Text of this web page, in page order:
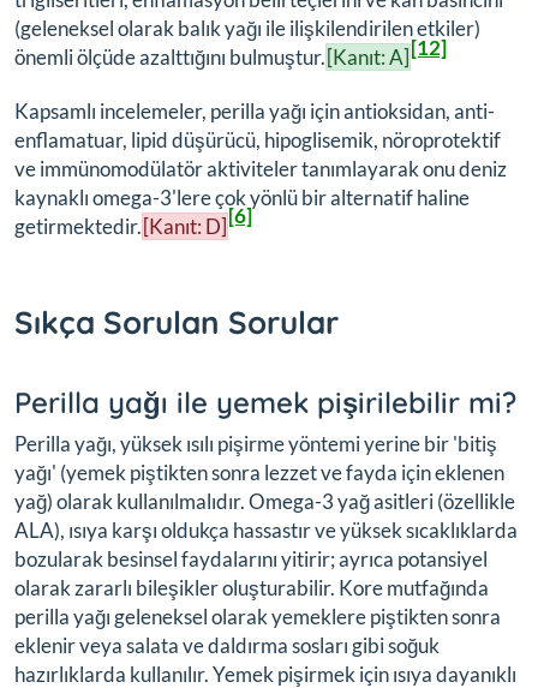
(geleneksel olarak balık yağı ile ilişkilendirilen etkiler)
önemli ölçüde azalttığını bulmuştur.[Kanıt: A][12]
Kapsamlı incelemeler, perilla yağı için antioksidan, anti-
enflamatuar, lipid düşürücü, hipoglisemik, nöroprotektif
ve immünomodülatör aktiviteler tanımlayarak onu deniz
kaynaklı omega-3'lere çok yönlü bir alternatif haline
getirmektedir.[Kanıt: D][6]
Sıkça Sorulan Sorular
Perilla yağı ile yemek pişirilebilir mi?
Perilla yağı, yüksek ısılı pişirme yöntemi yerine bir 'bitiş
yağı' (yemek piştikten sonra lezzet ve fayda için eklenen
yağ) olarak kullanılmalıdır. Omega-3 yağ asitleri (özellikle
ALA), ısıya karşı oldukça hassastır ve yüksek sıcaklıklarda
bozularak besinsel faydalarını yitirir; ayrıca potansiyel
olarak zararlı bileşikler oluşturabilir. Kore mutfağında
perilla yağı geleneksel olarak yemeklere piştikten sonra
eklenir veya salata ve daldırma sosları gibi soğuk
hazırlıklarda kullanılır. Yemek pişirmek için ısıya dayanıklı